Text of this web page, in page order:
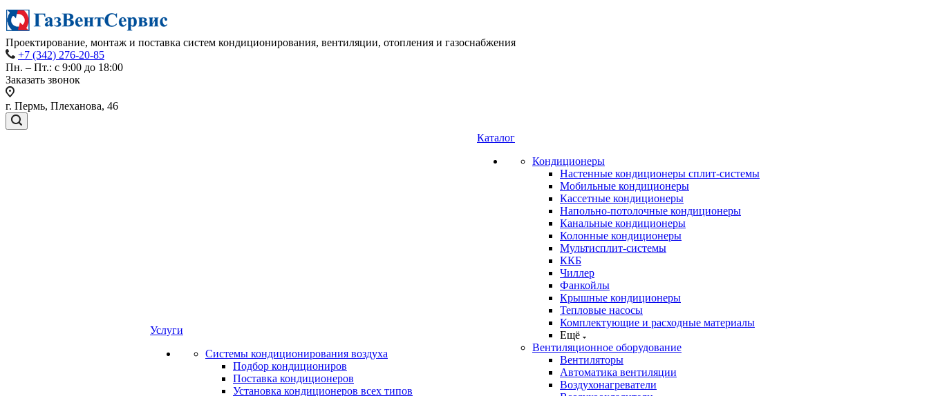
Проектирование, монтаж и поставка систем кондиционирования, вентиляции, отопления и газоснабжения
+7 (342) 276-20-85
Пн. – Пт.: с 9:00 до 18:00
Заказать звонок
г. Пермь, Плеханова, 46
Услуги
Системы кондиционирования воздуха
Подбор кондициониров
Поставка кондиционеров
Установка кондиционеров всех типов
Каталог
Кондиционеры
Настенные кондиционеры сплит-системы
Мобильные кондиционеры
Кассетные кондиционеры
Напольно-потолочные кондиционеры
Канальные кондиционеры
Колонные кондиционеры
Мультисплит-системы
ККБ
Чиллер
Фанкойлы
Крышные кондиционеры
Тепловые насосы
Комплектующие и расходные материалы
Ещё
Вентиляционное оборудование
Вентиляторы
Автоматика вентиляции
Воздухонагреватели